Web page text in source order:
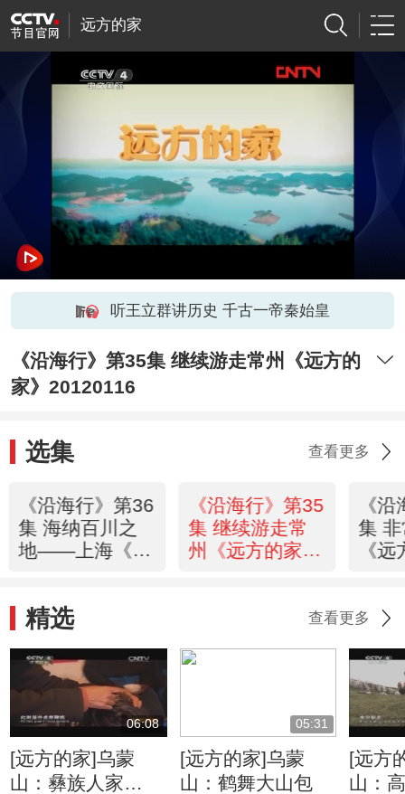
远方的家
听王立群讲历史 千古一帝秦始皇
《沿海行》第35集 继续游走常州《远方的
家》20120116
选集 查看更多
《沿海行》第36
集 海纳百川之
地——上海《远
《沿海行》第35
集 继续游走常
州《远方的家》
《
集
《
精选 查看更多
06:08
[远方的家]乌蒙
山：彝族人家
05:31
[远方的家]乌蒙
山：鹤舞大山包
[远方
山：